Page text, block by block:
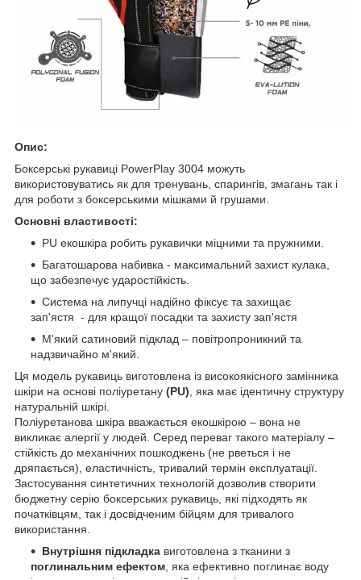
Опис:
Боксерські рукавиці PowerPlay 3004 можуть
використовуватись як для тренувань, спарингів, змагань так і
для роботи з боксерськими мішками й грушами.
Основні властивості:
PU екошкіра робить рукавички міцними та пружними.
Багатошарова набивка - максимальний захист кулака,
що забезпечує ударостійкість.
Система на липучці надійно фіксує та захищає
зап'ястя - для кращої посадки та захисту зап'ястя
М'який сатиновий підклад – повітропроникний та
надзвичайно м'який.
Ця модель рукавиць виготовлена із високоякісного замінника
шкіри на основі поліуретану (PU) , яка має ідентичну структуру
натуральній шкірі.
Поліуретанова шкіра вважається екошкірою – вона не
викликає алергії у людей. Серед переваг такого матеріалу –
стійкість до механічних пошкоджень (не рветься і не
дряпається), еластичність, тривалий термін експлуатації.
Застосування синтетичних технологій дозволив створити
бюджетну серію боксерських рукавиць, які підходять як
початківцям, так і досвідченим бійцям для тривалого
використання.
Внутрішня підкладка виготовлена з тканини з
поглинальним ефектом , яка ефективно поглинає воду